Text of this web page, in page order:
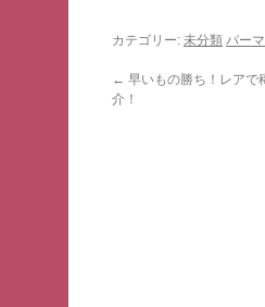
カテゴリー: 未分類 パー
← 早いもの勝ち！レアで
介！